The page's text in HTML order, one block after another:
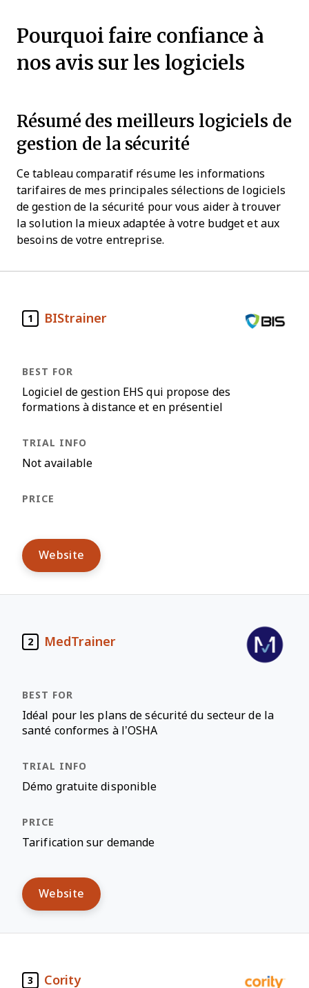
Pourquoi faire confiance à
nos avis sur les logiciels
Résumé des meilleurs logiciels de
gestion de la sécurité
Ce tableau comparatif résume les informations
tarifaires de mes principales sélections de logiciels
de gestion de la sécurité pour vous aider à trouver
la solution la mieux adaptée à votre budget et aux
besoins de votre entreprise.
1 BIStrainer
Logiciel de gestion EHS qui propose des
formations à distance et en présentiel
Not available
Website
2 MedTrainer
Idéal pour les plans de sécurité du secteur de la
santé conformes à l’OSHA
Démo gratuite disponible
Tarification sur demande
Website
3 Cority